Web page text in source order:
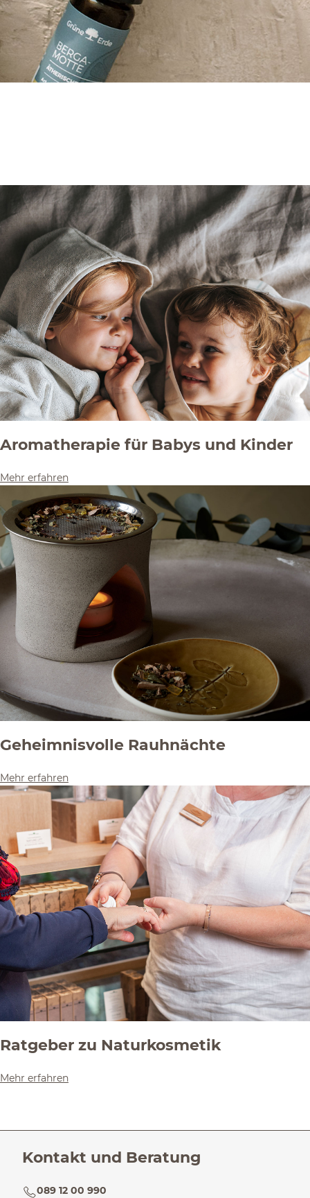
Aromatherapie für Babys und Kinder
Mehr erfahren
Geheimnisvolle Rauhnächte
Mehr erfahren
Ratgeber zu Naturkosmetik
Mehr erfahren
Kontakt und Beratung
089 12 00 990